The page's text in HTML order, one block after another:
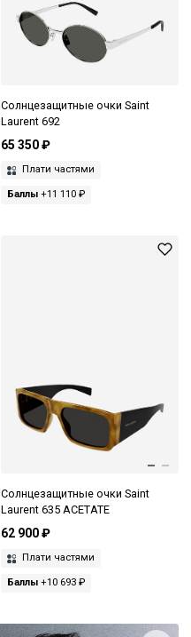
Солнцезащитные очки Saint
Laurent 692
65 350 ₽
Плати частями
Баллы+11 110 ₽
Солнцезащитные очки Saint
Laurent 635 ACETATE
62 900 ₽
Плати частями
Баллы+10 693 ₽